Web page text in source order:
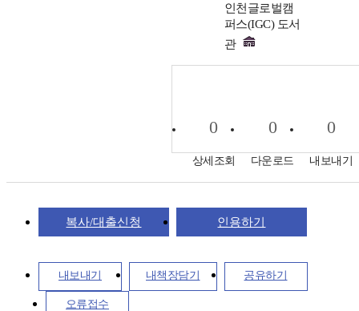
인천글로벌캠
퍼스(IGC) 도서
관
0
상세조회
0
다운로드
0
내보내기
복사/대출신청 인용하기
내보내기 내책장담기 공유하기
오류접수